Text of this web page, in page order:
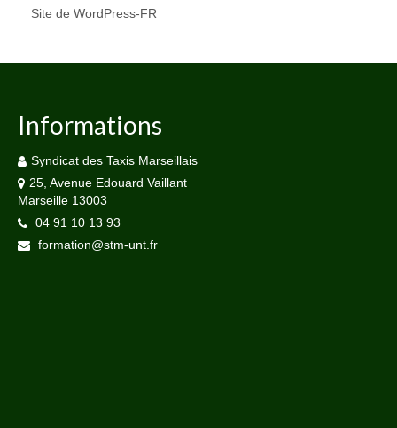
Site de WordPress-FR
Informations
Syndicat des Taxis Marseillais
25, Avenue Edouard Vaillant
Marseille 13003
04 91 10 13 93
formation@stm-unt.fr